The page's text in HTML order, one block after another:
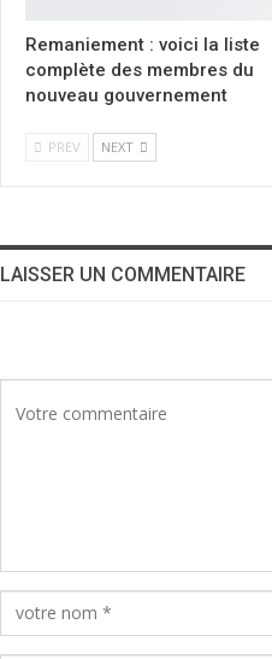
Remaniement : voici la liste
complète des membres du
nouveau gouvernement
PREV NEXT
LAISSER UN COMMENTAIRE